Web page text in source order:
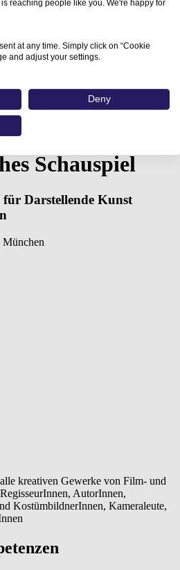
(INKUNST e.V.…
Schauspiel
Darstellende Kunst
München
kreativen Gewerke von Film- und
AutorInnen,
KostümbildnerInnen, Kameraleute,
reaching people like you. We're happy for
at any time. Simply click on “Cookie
and adjust your settings.
Deny